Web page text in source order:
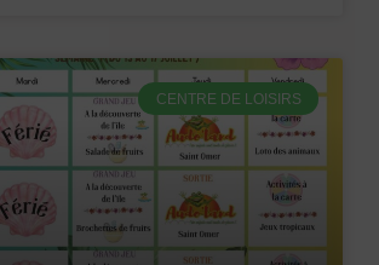
CENTRE DE LOISIRS